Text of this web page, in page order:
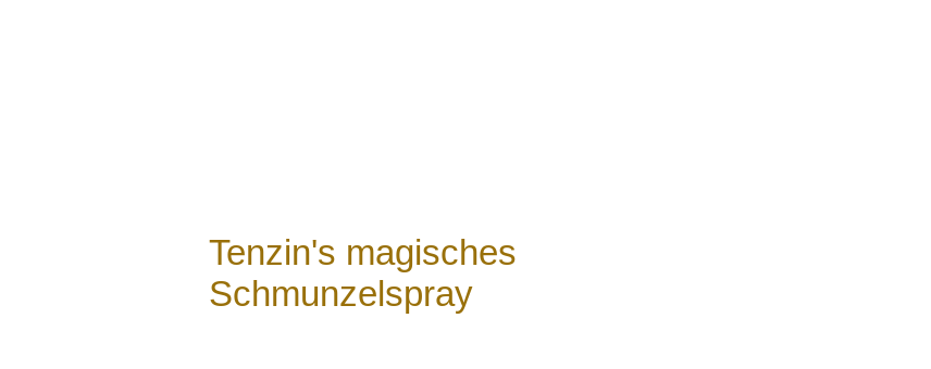
Tenzin's magisches
Schmunzelspray